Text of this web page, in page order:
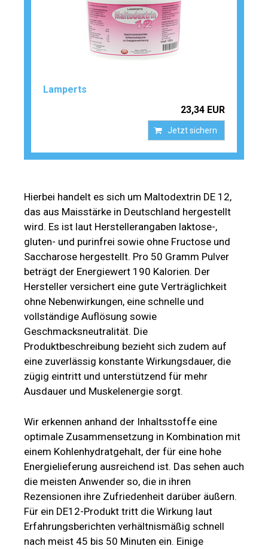
Lamperts
23,34 EUR
Jetzt sichern
Hierbei handelt es sich um Maltodextrin DE 12,
das aus Maisstärke in Deutschland hergestellt
wird. Es ist laut Herstellerangaben laktose-,
gluten- und purinfrei sowie ohne Fructose und
Saccharose hergestellt. Pro 50 Gramm Pulver
beträgt der Energiewert 190 Kalorien. Der
Hersteller versichert eine gute Verträglichkeit
ohne Nebenwirkungen, eine schnelle und
vollständige Auflösung sowie
Geschmacksneutralität. Die
Produktbeschreibung bezieht sich zudem auf
eine zuverlässig konstante Wirkungsdauer, die
zügig eintritt und unterstützend für mehr
Ausdauer und Muskelenergie sorgt.
Wir erkennen anhand der Inhaltsstoffe eine
optimale Zusammensetzung in Kombination mit
einem Kohlenhydratgehalt, der für eine hohe
Energielieferung ausreichend ist. Das sehen auch
die meisten Anwender so, die in ihren
Rezensionen ihre Zufriedenheit darüber äußern.
Für ein DE12-Produkt tritt die Wirkung laut
Erfahrungsberichten verhältnismäßig schnell
nach meist 45 bis 50 Minuten ein. Einige